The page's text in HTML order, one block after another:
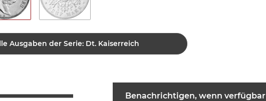
Ausgaben der Serie: Dt. Kaiserreich
Benachrichtigen, wenn verfügbar